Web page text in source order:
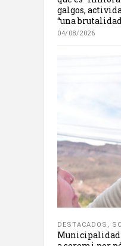
galgos,
“una
04/08/2026
DESTACADOS ,
Municipalidad